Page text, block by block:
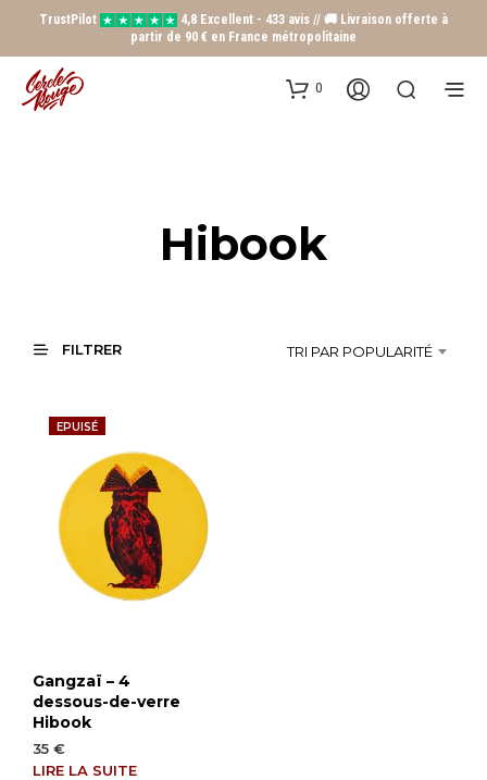
TrustPilot
4,8 Excellent - 433 avis // 🚚 Livraison offerte à
partir de 90 € en France métropolitaine
0
Hibook
FILTRER TRI PAR POPULARITÉ
EPUISÉ
Gangzaï – 4
dessous-de-verre
Hibook
35 €
LIRE LA SUITE